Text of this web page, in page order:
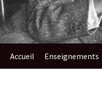
Accueil Enseignements​